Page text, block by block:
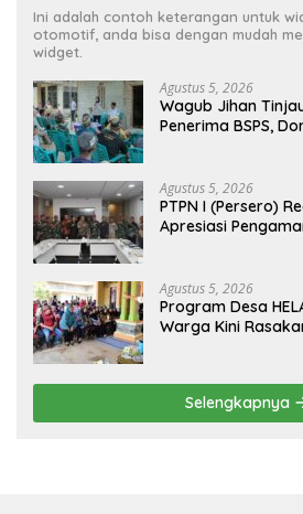
Ini adalah contoh keterangan untuk
otomotif, anda bisa dengan mudah
widget.
Agustus 5, 2026
Wagub Jihan
Penerima BSPS,
Agustus 5, 2026
PTPN I (Persero)
Apresiasi
Agustus 5, 2026
Program Desa
Warga Kini
Selengkapnya